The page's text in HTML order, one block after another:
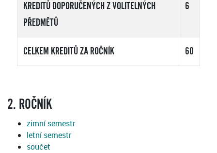
KREDITŮ DOPORUČENÝCH Z VOLITELNÝCH
PŘEDMĚTŮ
6
CELKEM KREDITŮ ZA ROČNÍK 60
2. ROČNÍK
zimní semestr
letní semestr
součet